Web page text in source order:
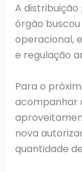
A
órgão
operacional,
e regulação
Para o
acompanhar
nova
quantidade